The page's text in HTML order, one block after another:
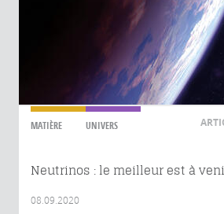
MATIÈRE UNIVERS
Neutrinos : le meilleur est à
08.09.2020